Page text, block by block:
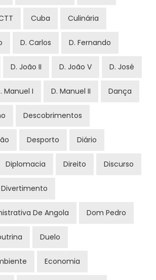
Cuba Culinária
D. Carlos D. Fernando
D. João II D. João V D. José
Manuel I D. Manuel II Dança
Descobrimentos
Desporto Diário
Diplomacia Direito Discurso
Divertimento
De Angola Dom Pedro
Duelo
Economia